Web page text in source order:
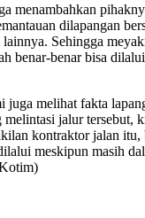
menambahkan
dilapangan
Sehingga
benar-benar bisa
juga melihat fakta
jalur tersebut,
kontraktor jalan itu,
meskipun masih